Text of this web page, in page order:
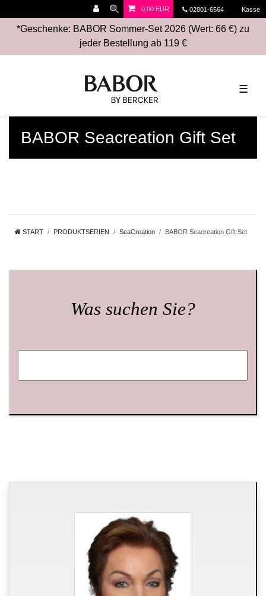
02801-6564 Kasse
0,00 EUR
*Geschenke: BABOR Sommer-Set 2026 (Wert: 66 €) zu
jeder Bestellung ab 119 €
☰
BABOR Seacreation Gift Set
START PRODUKTSERIEN SeaCreation BABOR Seacreation Gift Set
Was suchen Sie?